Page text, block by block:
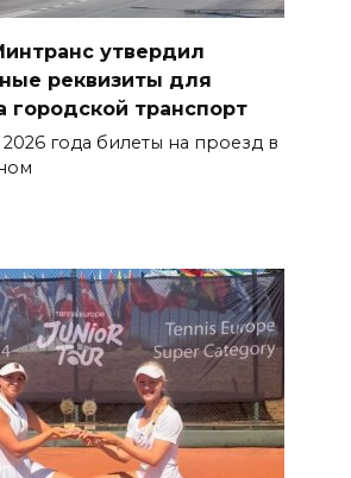
утвердил
реквизиты для
городской транспорт
2026 года билеты на проезд в